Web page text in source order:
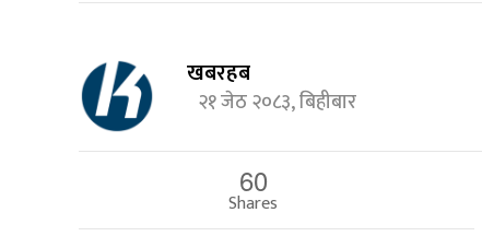
खबरहब
२१ जेठ २०८३, बिहीबार
60
Shares